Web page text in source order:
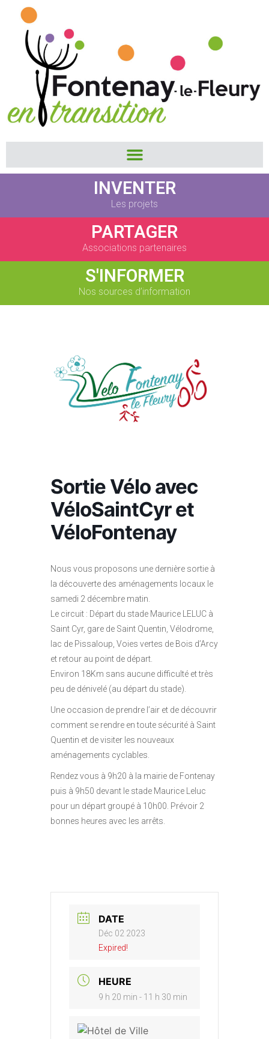
INVENTER
Les projets
PARTAGER
Associations partenaires
S'INFORMER
Nos sources d’information
Sortie Vélo avec
VéloSaintCyr et
VéloFontenay
Nous vous proposons une dernière sortie à
la découverte des aménagements locaux le
samedi 2 décembre matin.
Le circuit : Départ du stade Maurice LELUC à
Saint Cyr, gare de Saint Quentin, Vélodrome,
lac de Pissaloup, Voies vertes de Bois d’Arcy
et retour au point de départ.
Environ 18Km sans aucune difficulté et très
peu de dénivelé (au départ du stade).
Une occasion de prendre l’air et de découvrir
comment se rendre en toute sécurité à Saint
Quentin et de visiter les nouveaux
aménagements cyclables.
Rendez vous à 9h20 à la mairie de Fontenay
puis à 9h50 devant le stade Maurice Leluc
pour un départ groupé à 10h00. Prévoir 2
bonnes heures avec les arrêts.
DATE
Déc 02 2023
Expired!
HEURE
9 h 20 min - 11 h 30 min